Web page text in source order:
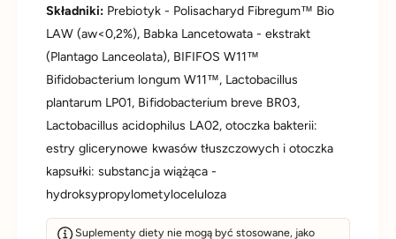
Składniki: Prebiotyk - Polisacharyd Fibregum™ Bio
LAW (aw<0,2%), Babka Lancetowata - ekstrakt
(Plantago Lanceolata), BIFIFOS W11™
Bifidobacterium longum W11™, Lactobacillus
plantarum LP01, Bifidobacterium breve BR03,
Lactobacillus acidophilus LA02, otoczka bakterii:
estry glicerynowe kwasów tłuszczowych i otoczka
kapsułki: substancja wiążąca -
hydroksypropylometyloceluloza
Suplementy diety nie mogą być stosowane, jako